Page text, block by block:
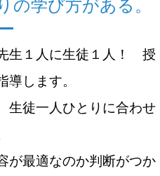
生１人に生徒１人！ 授
します。
生徒一人ひとりに合わせ
が最適なのか判断がつか